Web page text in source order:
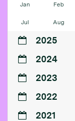
Jan Feb
Jul Aug
2025
2024
2023
2022
2021